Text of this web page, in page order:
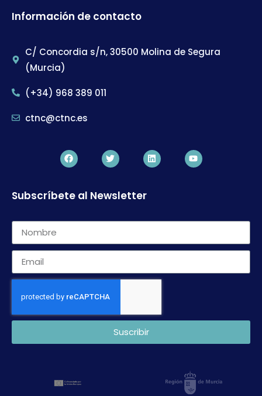
Información de contacto
C/ Concordia s/n, 30500 Molina de Segura
(Murcia)
(+34) 968 389 011
ctnc@ctnc.es
Subscríbete al Newsletter
Suscribir